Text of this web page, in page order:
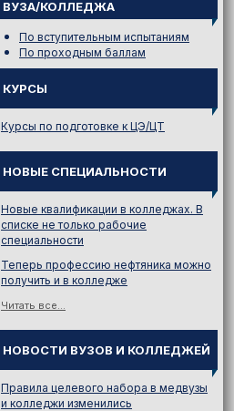
ВУЗА/КОЛЛЕДЖА
По вступительным испытаниям
По проходным баллам
КУРСЫ
Курсы по подготовке к ЦЭ/ЦТ
НОВЫЕ СПЕЦИАЛЬНОСТИ
Новые квалификации в колледжах. В
списке не только рабочие
специальности
Теперь профессию нефтяника можно
получить и в колледже
Читать все...
НОВОСТИ ВУЗОВ И КОЛЛЕДЖЕЙ
Правила целевого набора в медвузы
и колледжи изменились